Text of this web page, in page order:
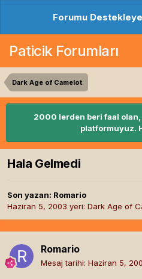
Forumu
Paticik Forumları
Dark Age of Camelot
2000 lerden beri faal olan,
platformuyuz.
Hala Gelmedi
Son yazan: Romario
Haziran 5, 2003 yeri: Dark Age of
Romario
Mesaj tarihi: Haziran 5,